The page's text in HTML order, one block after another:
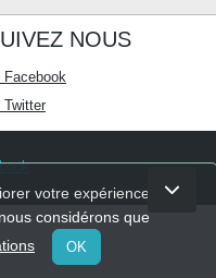
NOUS
Facebook
Twitter
votre expérience
considérons que
OK